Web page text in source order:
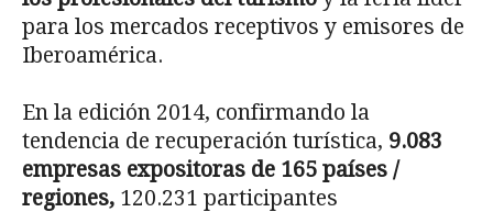
para los mercados receptivos y emisores de
Iberoamérica.
En la edición 2014, confirmando la
tendencia de recuperación turística, 9.083
empresas expositoras de 165 países /
regiones, 120.231 participantes